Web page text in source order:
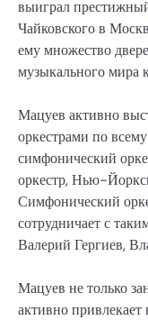
выиграл
Чайковского в
ему множество
музыкального мира
Мацуев активно
оркестрами по
симфонический
оркестр, Нью-
Симфонический
сотрудничает с
Валерий Гергиев,
Мацуев не только
активно